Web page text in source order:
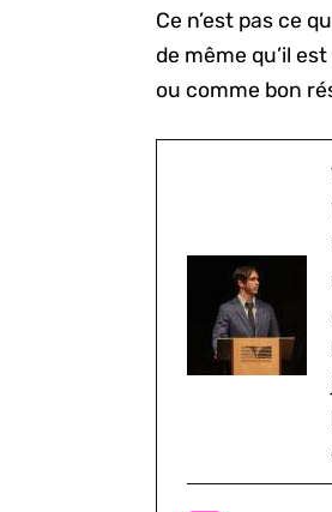
Ce n’est pas ce
de même qu’il
ou comme bon